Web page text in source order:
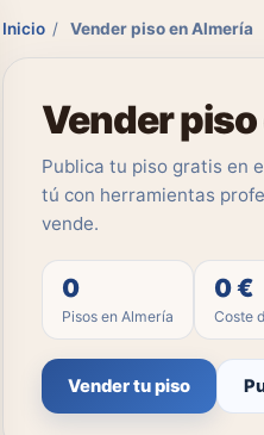
Inicio / Vender piso en Almería
Vender
Publica tu piso gratis en
tú con herramientas
vende.
0
Pisos en Almería
0 €
Coste
Vender tu piso